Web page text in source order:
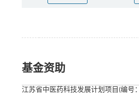
基金资助
江苏省中医药科技发展计划项目(编号